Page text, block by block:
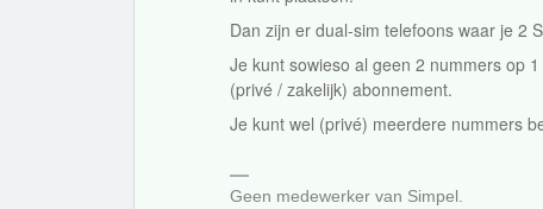
Dan zijn er dual-sim telefoons waar je 2
Je kunt sowieso al geen 2 nummers op
(privé / zakelijk) abonnement.
Je kunt wel (privé) meerdere nummers
Geen medewerker van Simpel.